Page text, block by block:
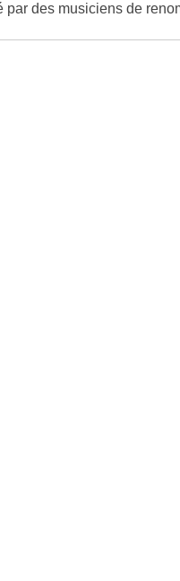
des musiciens de